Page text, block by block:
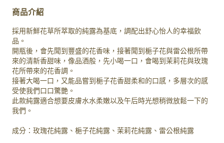
商品介紹
採用新鮮花草所萃取的純露為基底，調配出舒心怡人的幸福飲
品。
開瓶後，會先聞到豐盛的花香味，接著聞到梔子花與雷公根所帶
來的清新香甜味，像品酒般，先小喝一口，會喝到茉莉花與玫瑰
花所帶來的花香調。
接著大喝一口，又能品嘗到梔子花香甜柔和的口感，多層次的感
受使我們口口驚艷。
此款純露適合想要皮膚水水柔嫩以及午后時光想稍微放鬆一下的
我們。
成分：玫瑰花純露、梔子花純露、茉莉花純露、雷公根純露